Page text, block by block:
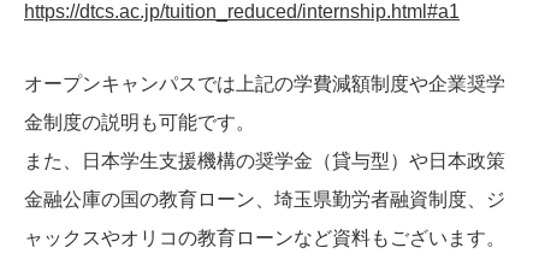
https://dtcs.ac.jp/tuition_reduced/internship.html#a1
オープンキャンパスでは上記の学費減額制度や企業奨学
金制度の説明も可能です。
また、日本学生支援機構の奨学金（貸与型）や日本政策
金融公庫の国の教育ローン、埼玉県勤労者融資制度、ジ
ャックスやオリコの教育ローンなど資料もございます。